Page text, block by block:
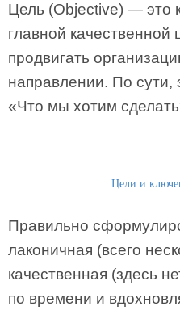
Цель (Objective) — это
главной качественной
продвигать
направлении. По сути,
«Что мы хотим
Цели и
Правильно
лаконичная (всего
качественная (здесь
по времени и